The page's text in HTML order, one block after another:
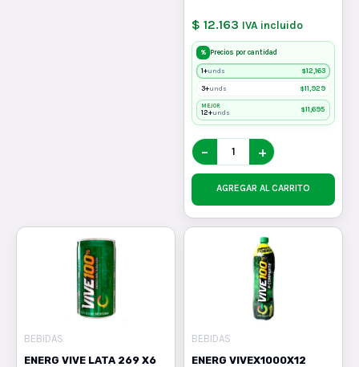
$ 12.163 IVA incluido
% Precios por cantidad
1+unds $12,163
3+unds $11,929
MEJOR
12+unds $11,695
− +
AGREGAR AL CARRITO
BEBIDAS
ENERG VIVE LATA 269 X6
BEBIDAS
ENERG VIVEX1000X12